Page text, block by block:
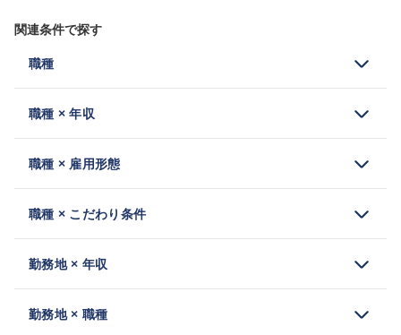
関連条件で探す
職種
職種 × 年収
職種 × 雇用形態
職種 × こだわり条件
勤務地 × 年収
勤務地 × 職種